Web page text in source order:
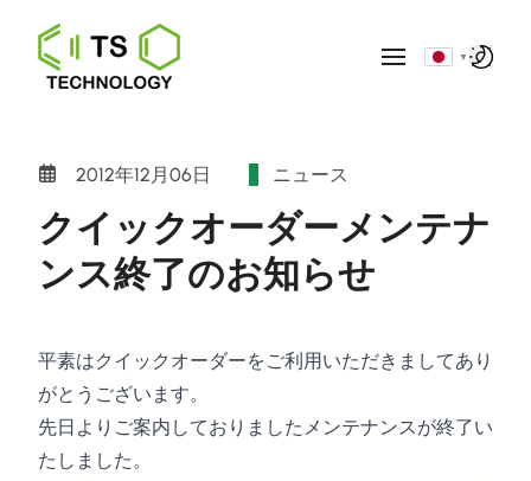
▼
2012年12月06日 ニュース
クイックオーダーメンテナ
ンス終了のお知らせ
平素はクイックオーダーをご利用いただきましてあり
がとうございます。
先日よりご案内しておりましたメンテナンスが終了い
たしました。